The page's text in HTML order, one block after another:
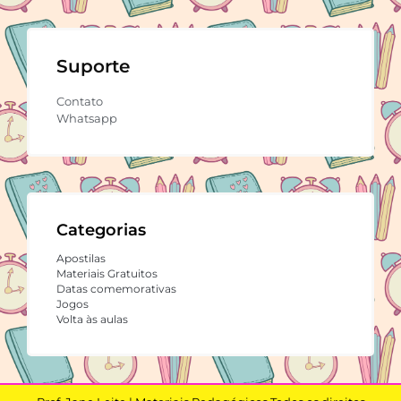
Suporte
Contato
Whatsapp
Categorias
Apostilas
Materiais Gratuitos
Datas comemorativas
Jogos
Volta às aulas